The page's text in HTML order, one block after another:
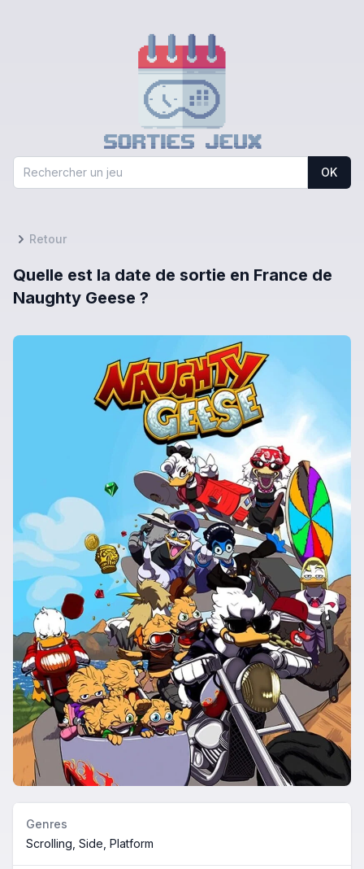
OK
Retour
Quelle est la date de sortie en France de
Naughty Geese ?
Genres
Scrolling, Side, Platform